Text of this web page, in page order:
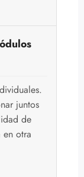
juntos
de
otra